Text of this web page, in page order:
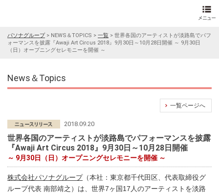
パソナグループ> NEWS＆TOPICS > 一覧 > 世界各国のアーティストが淡路島でパフ
ォーマンスを披露『Awaji Art Circus 2018』9月30日～10月28日開催 ～ 9月30日
（日）オープニングセレモニーを開催 ～
News＆Topics
一覧ページへ
2018.09.20
世界各国のアーティストが淡路島でパフォーマンスを披露
『Awaji Art Circus 2018』9月30日～10月28日開催
～ 9月30日（日）オープニングセレモニーを開催 ～
株式会社パソナグループ（本社：東京都千代田区、代表取締役グ
ループ代表 南部靖之）は、世界7ヶ国17人のアーティストを淡路